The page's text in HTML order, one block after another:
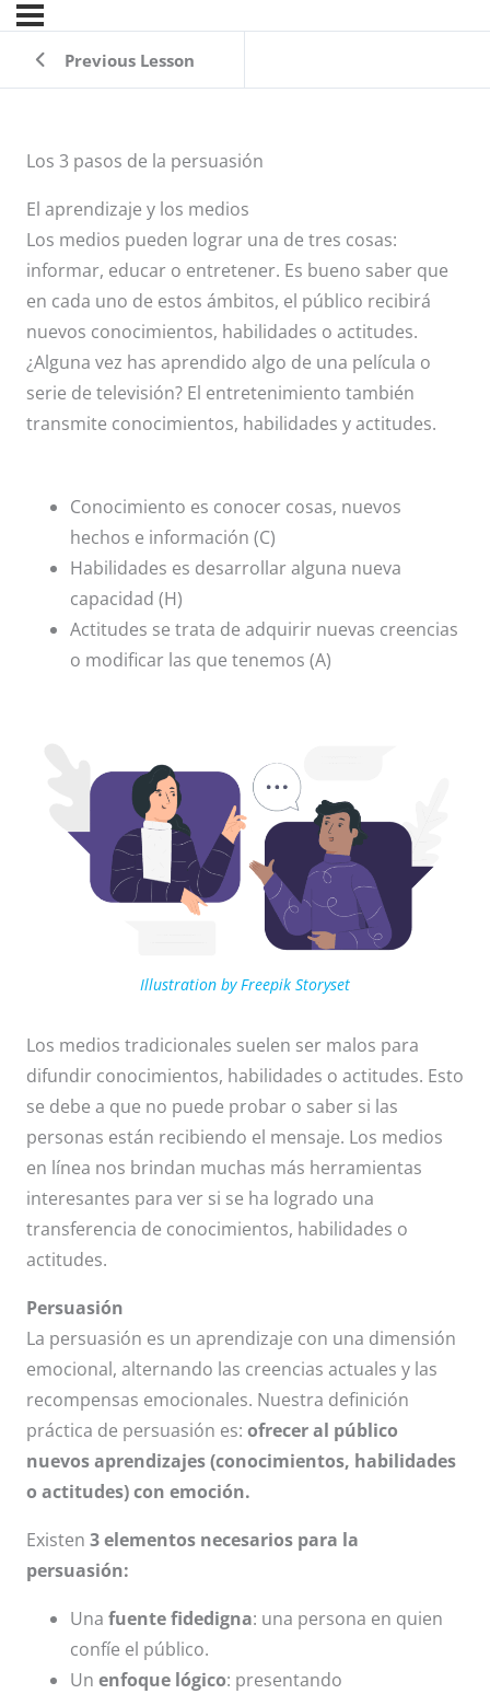
Previous Lesson
Los 3 pasos de la persuasión
El aprendizaje y los medios
Los medios pueden lograr una de tres cosas:
informar, educar o entretener. Es bueno saber que
en cada uno de estos ámbitos, el público recibirá
nuevos conocimientos, habilidades o actitudes.
¿Alguna vez has aprendido algo de una película o
serie de televisión? El entretenimiento también
transmite conocimientos, habilidades y actitudes.
Conocimiento es conocer cosas, nuevos
hechos e información (C)
Habilidades es desarrollar alguna nueva
capacidad (H)
Actitudes se trata de adquirir nuevas creencias
o modificar las que tenemos (A)
Illustration by Freepik Storyset
Los medios tradicionales suelen ser malos para
difundir conocimientos, habilidades o actitudes. Esto
se debe a que no puede probar o saber si las
personas están recibiendo el mensaje. Los medios
en línea nos brindan muchas más herramientas
interesantes para ver si se ha logrado una
transferencia de conocimientos, habilidades o
actitudes.
Persuasión
La persuasión es un aprendizaje con una dimensión
emocional, alternando las creencias actuales y las
recompensas emocionales. Nuestra definición
práctica de persuasión es: ofrecer al público
nuevos aprendizajes (conocimientos, habilidades
o actitudes) con emoción.
Existen 3 elementos necesarios para la
persuasión:
Una fuente fidedigna: una persona en quien
confíe el público.
Un enfoque lógico: presentando